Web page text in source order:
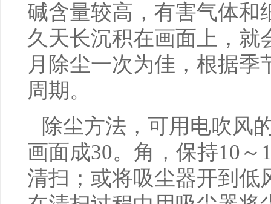
碱含量较高，有害气体和
久天长沉积在画面上，就
月除尘一次为佳，根据
周期。
除尘方法，可用电吹风
画面成30。角，保持10
清扫；或将吸尘器开到低